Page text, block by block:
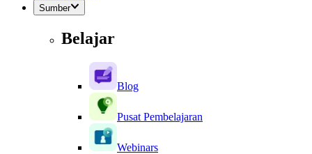
Sumber
Belajar
Blog
Pusat Pembelajaran
Webinars